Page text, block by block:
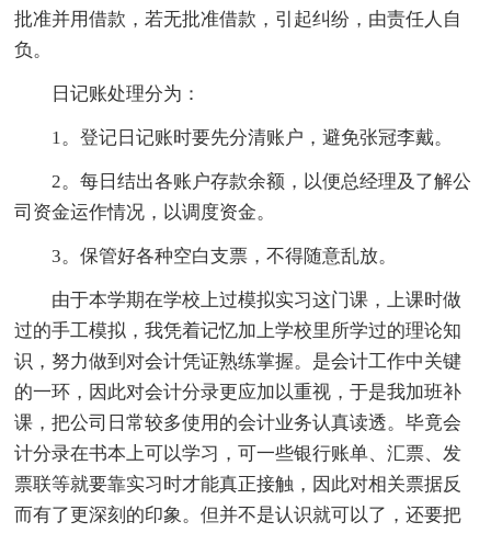
批准并用借款，若无批准借款，引起纠纷，由责任人自
负。
日记账处理分为：
1。登记日记账时要先分清账户，避免张冠李戴。
2。每日结出各账户存款余额，以便总经理及了解公
司资金运作情况，以调度资金。
3。保管好各种空白支票，不得随意乱放。
由于本学期在学校上过模拟实习这门课，上课时做
过的手工模拟，我凭着记忆加上学校里所学过的理论知
识，努力做到对会计凭证熟练掌握。是会计工作中关键
的一环，因此对会计分录更应加以重视，于是我加班补
课，把公司日常较多使用的会计业务认真读透。毕竟会
计分录在书本上可以学习，可一些银行账单、汇票、发
票联等就要靠实习时才能真正接触，因此对相关票据反
而有了更深刻的印象。但并不是认识就可以了，还要把